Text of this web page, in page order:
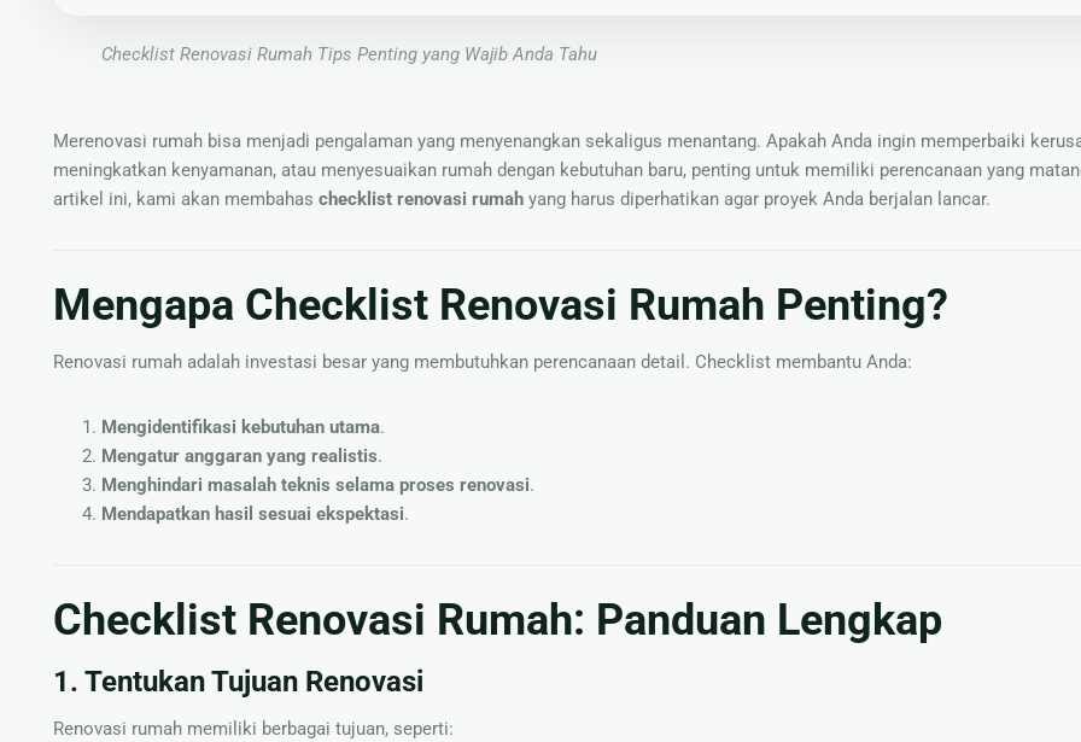
Checklist Renovasi Rumah Tips Penting yang Wajib Anda Tahu
Merenovasi rumah bisa menjadi pengalaman yang menyenangkan sekaligus menantang. Apakah Anda ingin memperbaiki
meningkatkan kenyamanan, atau menyesuaikan rumah dengan kebutuhan baru, penting untuk memiliki perencanaan yang
artikel ini, kami akan membahas checklist renovasi rumahyang harus diperhatikan agar proyek Anda berjalan lancar.
Mengapa Checklist Renovasi Rumah Penting?
Renovasi rumah adalah investasi besar yang membutuhkan perencanaan detail. Checklist membantu Anda:
Mengidentifikasi kebutuhan utama.
Mengatur anggaran yang realistis.
Menghindari masalah teknis selama proses renovasi.
Mendapatkan hasil sesuai ekspektasi.
Checklist Renovasi Rumah: Panduan Lengkap
1. Tentukan Tujuan Renovasi
Renovasi rumah memiliki berbagai tujuan, seperti: